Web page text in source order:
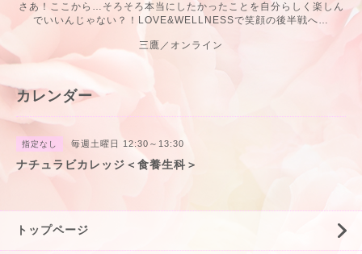
さあ！ここから…そろそろ本当にしたかったことを自分らしく楽しん
でいいんじゃない？！LOVE&WELLNESSで笑顔の後半戦へ…
三鷹／オンライン
カレンダー
指定なし 毎週土曜日 12:30～13:30
ナチュラビカレッジ＜食養生科＞
トップページ